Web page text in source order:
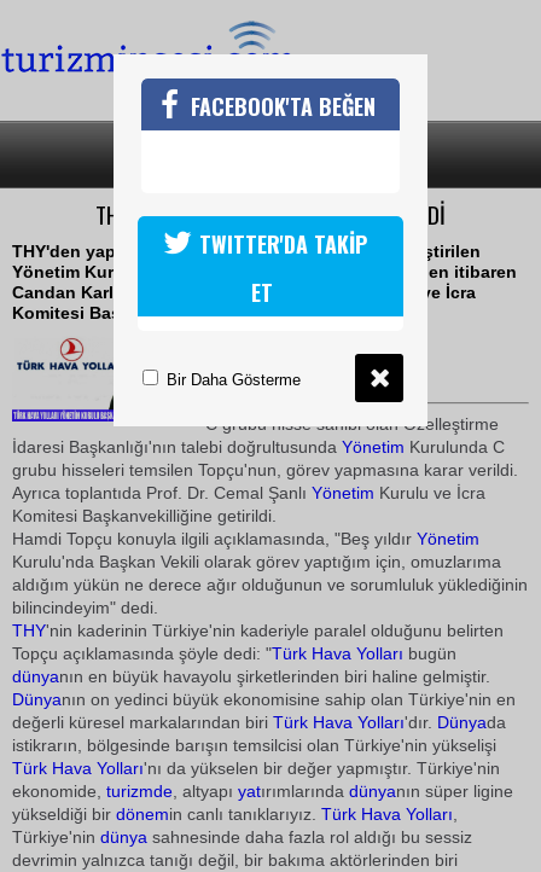
THY YÖNETİM KURULUNA TOPÇU SEÇİLDİ
THY'den yapılan açıklamaya göre, bugün gerçekleştirilen
Yönetim Kurulu toplantısında 1 Ocak 2010 tarihinden itibaren
Candan Karlıtekin'den boşalacak Yönetim Kurulu ve İcra
Komitesi Başkanlığına Hamdi Topçu seçildi
TURİZMİN SESİ
C grubu hisse sahibi olan Özelleştirme
İdaresi Başkanlığı'nın talebi doğrultusunda Yönetim Kurulunda C
grubu hisseleri temsilen Topçu'nun, görev yapmasına karar verildi.
Ayrıca toplantıda Prof. Dr. Cemal Şanlı Yönetim Kurulu ve İcra
Komitesi Başkanvekilliğine getirildi.
Hamdi Topçu konuyla ilgili açıklamasında, "Beş yıldır Yönetim
Kurulu'nda Başkan Vekili olarak görev yaptığım için, omuzlarıma
aldığım yükün ne derece ağır olduğunun ve sorumluluk yüklediğinin
bilincindeyim" dedi.
THY'nin kaderinin Türkiye'nin kaderiyle paralel olduğunu belirten
Topçu açıklamasında şöyle dedi: "Türk Hava Yolları bugün
dünyanın en büyük havayolu şirketlerinden biri haline gelmiştir.
Dünyanın on yedinci büyük ekonomisine sahip olan Türkiye'nin en
değerli küresel markalarından biri Türk Hava Yolları'dır. Dünyada
istikrarın, bölgesinde barışın temsilcisi olan Türkiye'nin yükselişi
Türk Hava Yolları'nı da yükselen bir değer yapmıştır. Türkiye'nin
ekonomide, turizmde , altyapı yatırımlarında dünyanın süper ligine
yükseldiği bir dönemin canlı tanıklarıyız. Türk Hava Yolları
Türkiye'nin dünya sahnesinde daha fazla rol aldığı bu sessiz
devrimin yalnızca tanığı değil, bir bakıma aktörlerinden biri
FACEBOOK'TA BEĞEN
TWITTER'DA TAKİP
ET
Bir Daha Gösterme